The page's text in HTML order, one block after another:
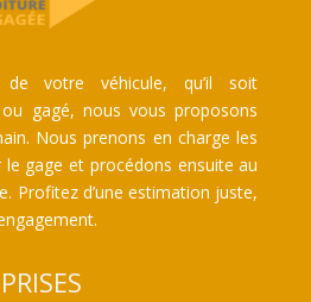
de votre véhicule, qu’il soit
gagé, nous vous proposons
Nous prenons en charge les
gage et procédons ensuite au
Profitez d’une estimation juste,